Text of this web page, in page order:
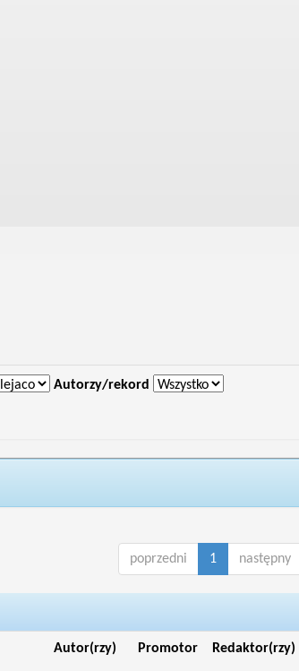
Autorzy/rekord
poprzedni 1 następny
Autor(rzy) Promotor Redaktor(rzy)